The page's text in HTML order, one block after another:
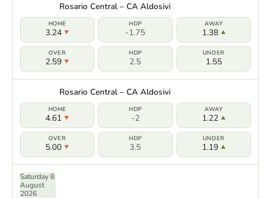
Rosario Central – CA Aldosivi
3.24 -1.75 1.38
2.59 2.5 1.55
Rosario Central – CA Aldosivi
4.61 -2 1.22
5.00 3.5 1.19
Saturday 8
August
2026